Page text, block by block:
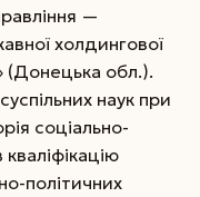
—
холдингової
(Донецька обл.).
наук при
соціально-
політичних